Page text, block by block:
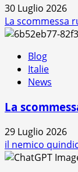
30 Luglio 2026
La scommessa
Blog
Italie
News
La
29 Luglio 2026
il nemico